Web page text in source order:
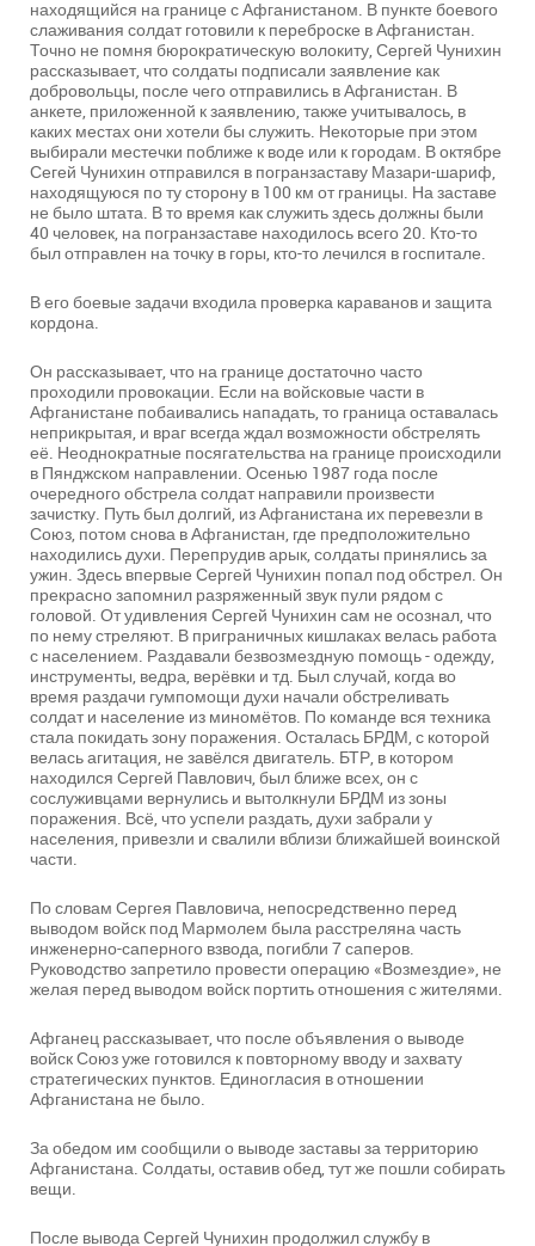
находящийся на границе с Афганистаном. В пункте боевого
слаживания солдат готовили к переброске в Афганистан.
Точно не помня бюрократическую волокиту, Сергей Чунихин
рассказывает, что солдаты подписали заявление как
добровольцы, после чего отправились в Афганистан. В
анкете, приложенной к заявлению, также учитывалось, в
каких местах они хотели бы служить. Некоторые при этом
выбирали местечки поближе к воде или к городам. В октябре
Сегей Чунихин отправился в погранзаставу Мазари-шариф,
находящуюся по ту сторону в 100 км от границы. На заставе
не было штата. В то время как служить здесь должны были
40 человек, на погранзаставе находилось всего 20. Кто-то
был отправлен на точку в горы, кто-то лечился в госпитале.
В его боевые задачи входила проверка караванов и защита
кордона.
Он рассказывает, что на границе достаточно часто
проходили провокации. Если на войсковые части в
Афганистане побаивались нападать, то граница оставалась
неприкрытая, и враг всегда ждал возможности обстрелять
её. Неоднократные посягательства на границе происходили
в Пянджском направлении. Осенью 1987 года после
очередного обстрела солдат направили произвести
зачистку. Путь был долгий, из Афганистана их перевезли в
Союз, потом снова в Афганистан, где предположительно
находились духи. Перепрудив арык, солдаты принялись за
ужин. Здесь впервые Сергей Чунихин попал под обстрел. Он
прекрасно запомнил разряженный звук пули рядом с
головой. От удивления Сергей Чунихин сам не осознал, что
по нему стреляют. В приграничных кишлаках велась работа
с населением. Раздавали безвозмездную помощь - одежду,
инструменты, ведра, верёвки и тд. Был случай, когда во
время раздачи гумпомощи духи начали обстреливать
солдат и население из миномётов. По команде вся техника
стала покидать зону поражения. Осталась БРДМ, с которой
велась агитация, не завёлся двигатель. БТР, в котором
находился Сергей Павлович, был ближе всех, он с
сослуживцами вернулись и вытолкнули БРДМ из зоны
поражения. Всё, что успели раздать, духи забрали у
населения, привезли и свалили вблизи ближайшей воинской
части.
По словам Сергея Павловича, непосредственно перед
выводом войск под Мармолем была расстреляна часть
инженерно-саперного взвода, погибли 7 саперов.
Руководство запретило провести операцию «Возмездие», не
желая перед выводом войск портить отношения с жителями.
Афганец рассказывает, что после объявления о выводе
войск Союз уже готовился к повторному вводу и захвату
стратегических пунктов. Единогласия в отношении
Афганистана не было.
За обедом им сообщили о выводе заставы за территорию
Афганистана. Солдаты, оставив обед, тут же пошли собирать
вещи.
После вывода Сергей Чунихин продолжил службу в